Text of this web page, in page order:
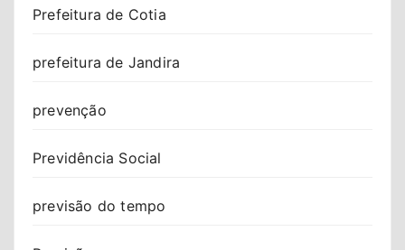
Prefeitura de Cotia
prefeitura de Jandira
prevenção
Previdência Social
previsão do tempo